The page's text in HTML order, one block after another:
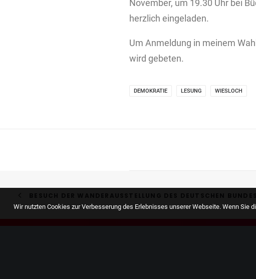
November, um 19.30 Uhr bei
herzlich eingeladen.
Um Anmeldung in meinem
wird gebeten.
DEMOKRATIE LESUNG WIESLOCH
Wir nutzten Cookies zur Verbesserung des Erlebnisses unserer Webseite. Wenn Sie